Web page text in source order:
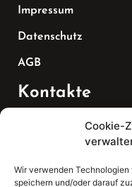
Cookie-
Wir verwenden
speichern und/oder darauf
Impressum
Datenschutz
AGB
Kontakte
07147 270 3349